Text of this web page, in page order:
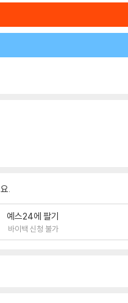
.
예스24에 팔기
바이백 신청 불가